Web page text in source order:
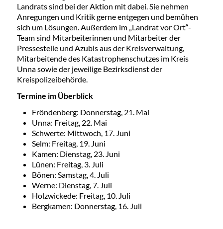
Landrats sind bei der Aktion mit dabei. Sie nehmen
Anregungen und Kritik gerne entgegen und bemühen
sich um Lösungen. Außerdem im „Landrat vor Ort“-
Team sind Mitarbeiterinnen und Mitarbeiter der
Pressestelle und Azubis aus der Kreisverwaltung,
Mitarbeitende des Katastrophenschutzes im Kreis
Unna sowie der jeweilige Bezirksdienst der
Kreispolizeibehörde.
Termine im Überblick
Fröndenberg: Donnerstag, 21. Mai
Unna: Freitag, 22. Mai
Schwerte: Mittwoch, 17. Juni
Selm: Freitag, 19. Juni
Kamen: Dienstag, 23. Juni
Lünen: Freitag, 3. Juli
Bönen: Samstag, 4. Juli
Werne: Dienstag, 7. Juli
Holzwickede: Freitag, 10. Juli
Bergkamen: Donnerstag, 16. Juli